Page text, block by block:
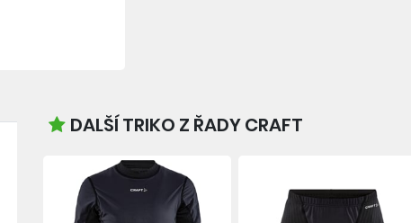
DALŠÍ TRIKO Z ŘADY CRAFT